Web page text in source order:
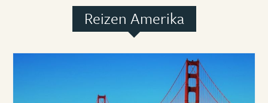
Reizen Amerika